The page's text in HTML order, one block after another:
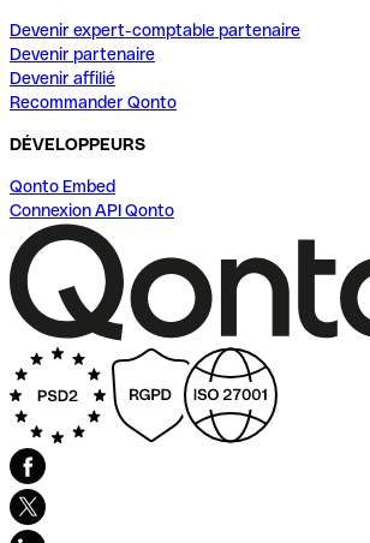
Devenir expert-comptable partenaire
Devenir partenaire
Devenir affilié
Recommander Qonto
DÉVELOPPEURS
Qonto Embed
Connexion API Qonto